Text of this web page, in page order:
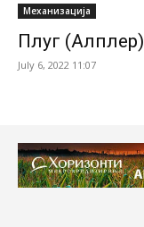
Механизација
Плуг (Алплер)
July 6, 2022 11:07